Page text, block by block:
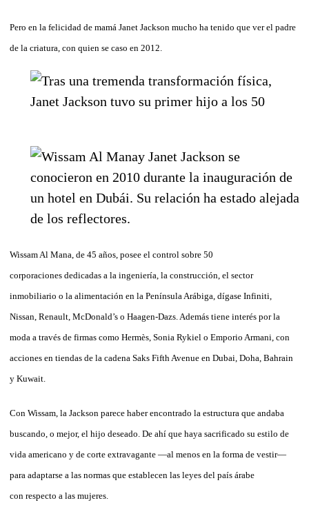
Pero en la felicidad de mamá Janet Jackson mucho ha tenido que ver el padre
de la criatura, con quien se caso en 2012.
Wissam Al Mana, de 45 años, posee el control sobre 50
corporaciones dedicadas a la ingeniería, la construcción, el sector
inmobiliario o la alimentación en la Península Arábiga, dígase Infiniti,
Nissan, Renault, McDonald’s o Haagen-Dazs. Además tiene interés por la
moda a través de firmas como Hermès, Sonia Rykiel o Emporio Armani, con
acciones en tiendas de la cadena Saks Fifth Avenue en Dubai, Doha, Bahrain
y Kuwait.
Con Wissam, la Jackson parece haber encontrado la estructura que andaba
buscando, o mejor, el hijo deseado. De ahí que haya sacrificado su estilo de
vida americano y de corte extravagante —al menos en la forma de vestir—
para adaptarse a las normas que establecen las leyes del país árabe
con respecto a las mujeres.